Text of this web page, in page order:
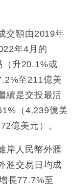
交額由2019年
年4月的
（升20.1%或
至211億美
續是交投最活
（4,239億美
億美元）。
岸人民幣外滙
滙交易日均成
長77.7%至